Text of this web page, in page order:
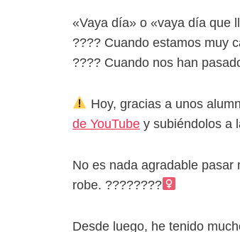
«Vaya día» o «vaya día que
???? Cuando estamos muy
???? Cuando nos han
Hoy, gracias a unos
de YouTube y subiéndolos a
No es nada agradable
robe. ????????‍
Desde luego, he tenido